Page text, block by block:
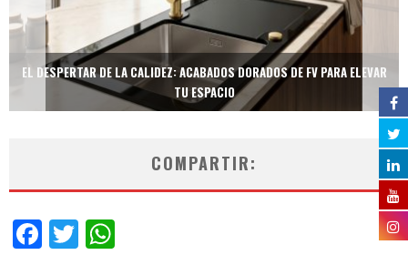
EL DESPERTAR DE LA CALIDEZ: ACABADOS DORADOS DE FV PARA ELEVAR
TU ESPACIO
COMPARTIR:
Facebook
Twitter